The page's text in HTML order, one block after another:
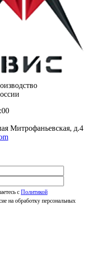
Митрофаньевская, д.4
Политикой